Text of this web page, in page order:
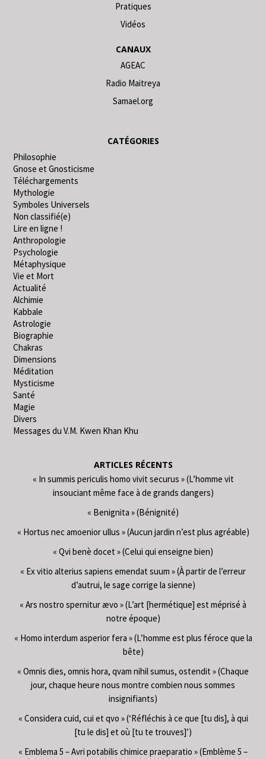
Pratiques
Vidéos
CANAUX
AGEAC
Radio Maitreya
Samael.org
CATÉGORIES
Philosophie
Gnose et Gnosticisme
Téléchargements
Mythologie
Symboles Universels
Non classifié(e)
Lire en ligne !
Anthropologie
Psychologie
Métaphysique
Vie et Mort
Actualité
Alchimie
Kabbale
Astrologie
Biographie
Chakras
Dimensions
Méditation
Mysticisme
Santé
Magie
Divers
Messages du V.M. Kwen Khan Khu
ARTICLES RÉCENTS
« In summis periculis homo vivit securus » (L’homme vit
insouciant même face à de grands dangers)
« Benignita » (Bénignité)
« Hortus nec amoenior ullus » (Aucun jardin n’est plus agréable)
« Qvi benè docet » (Celui qui enseigne bien)
« Ex vitio alterius sapiens emendat suum » (À partir de l’erreur
d’autrui, le sage corrige la sienne)
« Ars nostro spernitur ævo » (L’art [hermétique] est méprisé à
notre époque)
« Homo interdum asperior fera » (L’homme est plus féroce que la
bête)
« Omnis dies, omnis hora, qvam nihil sumus, ostendit » (Chaque
jour, chaque heure nous montre combien nous sommes
insignifiants)
« Considera cuid, cui et qvo » (‘Réfléchis à ce que [tu dis], à qui
[tu le dis] et où [tu te trouves]’)
« Emblema 5 – Avri potabilis chimice praeparatio » (Emblème 5 –